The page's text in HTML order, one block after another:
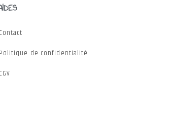
Contact
Politique de confidentialité
CGV